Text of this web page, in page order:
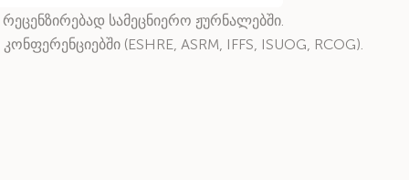
სამეცნიერო ჟურნალებში.
(ESHRE, ASRM, IFFS, ISUOG, RCOG).